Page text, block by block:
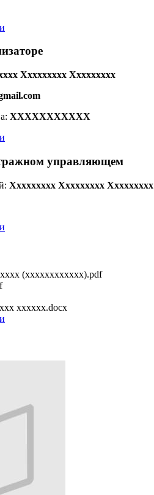
Xxxxxxxxx Xxxxxxxxx
XXXXXXXXXXX
управляющем
Xxxxxxxxx Xxxxxxxxx Xxxxxxxxx
(xxxxxxxxxxxx).pdf
xxxxxx.docx